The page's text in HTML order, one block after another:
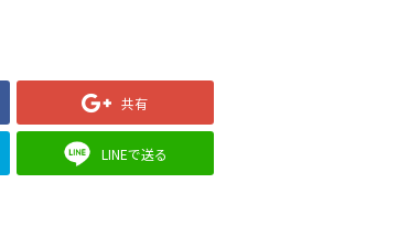
共有
LINEで送る